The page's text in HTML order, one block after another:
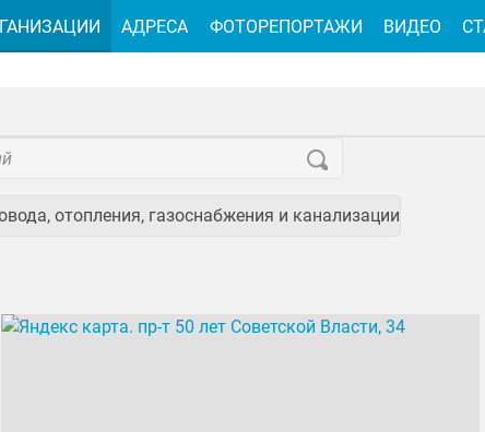
отопления, газоснабжения и канализации
АДРЕСА ФОТОРЕПОРТАЖИ ВИДЕО